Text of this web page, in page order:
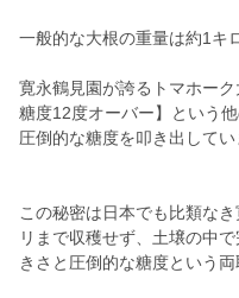
一般的な大根の重量は約1キ
寛永鶴見園が誇るトマホー
糖度12度オーバー】という
圧倒的な糖度を叩き出してい
この秘密は日本でも比類な
リまで収穫せず、土壌の中
きさと圧倒的な糖度という